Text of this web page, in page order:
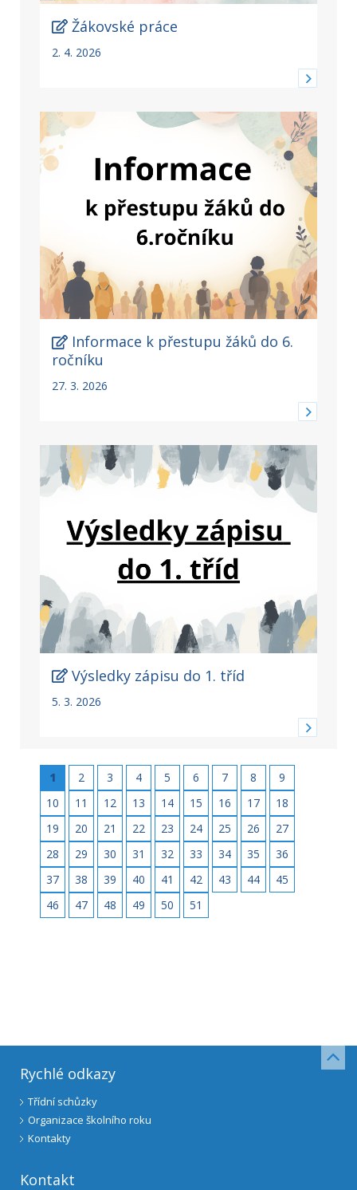
Žákovské práce
2. 4. 2026
Informace k přestupu žáků do 6.
ročníku
27. 3. 2026
Výsledky zápisu do 1. tříd
5. 3. 2026
1 2 3 4 5 6 7 8
9
10
11 12 13 14 15 16 17
18
19
20 21 22 23 24 25 26
27
28
29 30 31 32 33 34 35
36
37
38 39 40 41 42 43 44
45
46
47 48 49 50 51
Rychlé odkazy
Třídní schůzky
Organizace školního roku
Kontakty
Kontakt